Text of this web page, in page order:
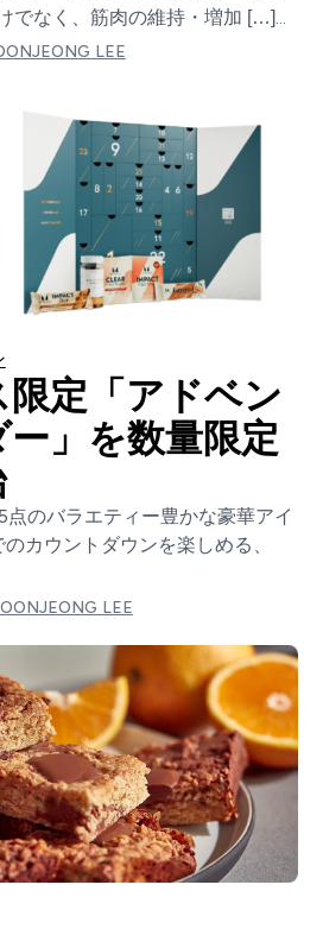
でなく、筋肉の維持・増加 […]...
LEE
定「アドベン
ー」を数量限定
のバラエティー豊かな豪華アイ
カウントダウンを楽しめる、
LEE